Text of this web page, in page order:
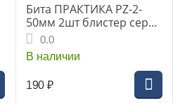
Бита ПРАКТИКА РZ-2-
50мм 2шт блистер серия
Профи
0.0
В наличии
190 ₽